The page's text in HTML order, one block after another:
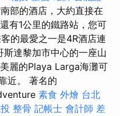
部的酒店，大約直接在
有1公里的鐵路站，您可
的最愛之一是4R酒店連
達黎加市中心的一座山
麗的Playa Larga海灘可
近。 著名的
素食 外燴 台北
整骨 記帳士 會計師 差